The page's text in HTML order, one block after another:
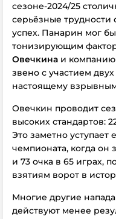
сезоне-2024/25
серьёзные
успех. Панарин мог
тонизирующим
Овечкина и
звено с участием
настоящему
Овечкин проводит
высоких стандартов:
Это заметно уступает
чемпионата, когда он
и 73 очка в 65 играх,
взятиям ворот в
Многие другие
действуют менее